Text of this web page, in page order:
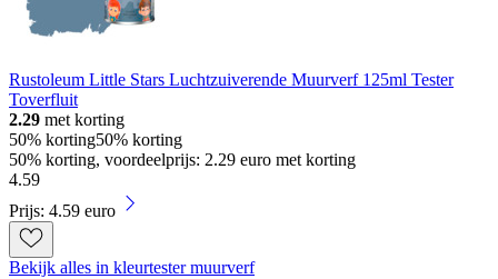
Rustoleum Little Stars Luchtzuiverende Muurverf 125ml Tester
Toverfluit
2.29 met korting
50% korting50% korting
50% korting, voordeelprijs: 2.29 euro met korting
4.59
Prijs: 4.59 euro
Bekijk alles in kleurtester muurverf